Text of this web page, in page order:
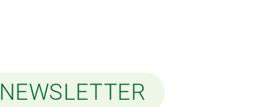
NEWSLETTER